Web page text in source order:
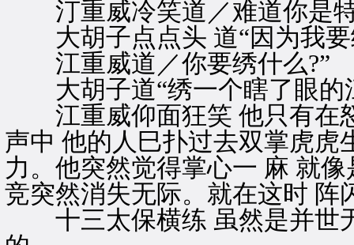
汀重威冷笑道／难道你是特
大胡子点点头 道“因为我要
江重威道／你要绣什么?”
大胡子道“绣一个瞎了眼的
江重威仰面狂笑 他只有在
声中 他的人巳扑过去双掌虎虎
力。他突然觉得掌心一 麻 就
竞突然消失无际。就在这时 阵
十三太保横练 虽然是并世